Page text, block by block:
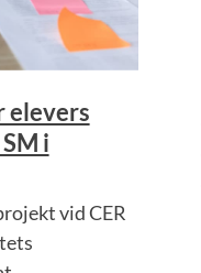
elevers
i
vid CER